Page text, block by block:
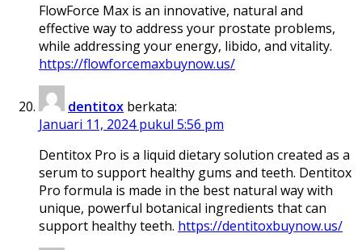
FlowForce Max is an innovative, natural and
effective way to address your prostate problems,
while addressing your energy, libido, and vitality.
https://flowforcemaxbuynow.us/
dentitox berkata:
Januari 11, 2024 pukul 5:56 pm
Dentitox Pro is a liquid dietary solution created as a
serum to support healthy gums and teeth. Dentitox
Pro formula is made in the best natural way with
unique, powerful botanical ingredients that can
support healthy teeth. https://dentitoxbuynow.us/